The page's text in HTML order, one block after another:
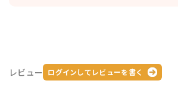
レビュー ログインしてレビューを書く